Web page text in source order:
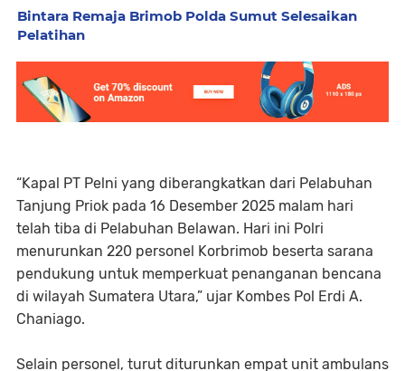
Bintara Remaja Brimob Polda Sumut Selesaikan
Pelatihan
“Kapal PT Pelni yang diberangkatkan dari Pelabuhan
Tanjung Priok pada 16 Desember 2025 malam hari
telah tiba di Pelabuhan Belawan. Hari ini Polri
menurunkan 220 personel Korbrimob beserta sarana
pendukung untuk memperkuat penanganan bencana
di wilayah Sumatera Utara,” ujar Kombes Pol Erdi A.
Chaniago.
Selain personel, turut diturunkan empat unit ambulans